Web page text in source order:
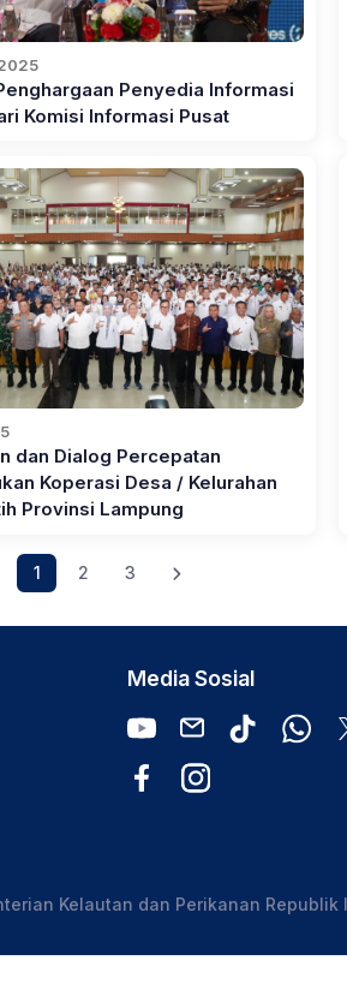
Penyedia Informasi
Komisi Informasi Pusat
dan Dialog Percepatan
Koperasi Desa / Kelurahan
Provinsi Lampung
1 2 3
Media Sosial
Kelautan dan Perikanan Republik